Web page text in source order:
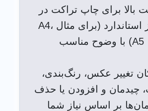
بالا برای چاپ تراکت در
سایز استاندارد (برای مثال A4،
A5) با وضوح مناسب
تغییر عکس، رنگ‌بندی،
چیدمان و افزودن یا حذف
بر اساس نیاز شما